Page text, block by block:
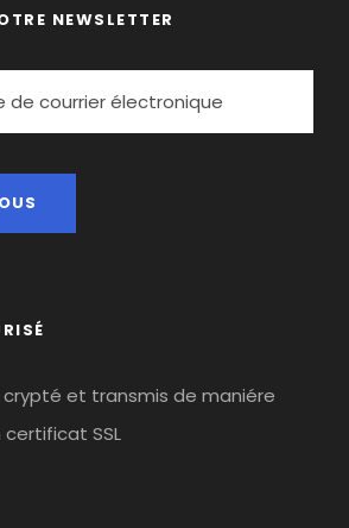
NEWSLETTER
et transmis de maniére
SSL